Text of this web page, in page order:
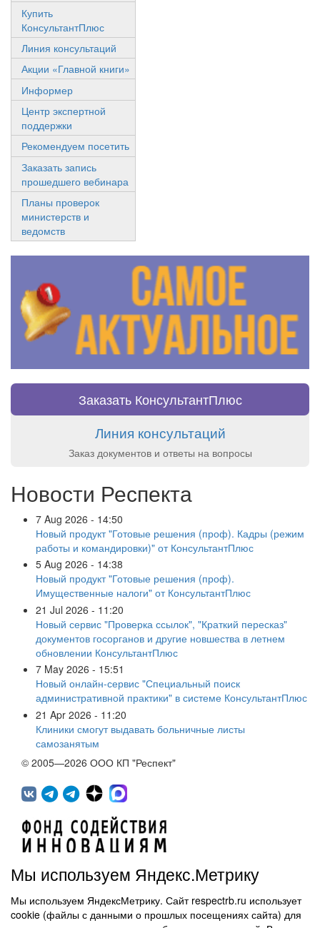
Купить
КонсультантПлюс
Линия консультаций
Акции «Главной книги»
Информер
Центр экспертной
поддержки
Рекомендуем посетить
Заказать запись
прошедшего вебинара
Планы проверок
министерств и
ведомств
Заказать КонсультантПлюс
Линия консультаций
Заказ документов и ответы на вопросы
Новости Респекта
7 Aug 2026 - 14:50
Новый продукт "Готовые решения (проф). Кадры (режим
работы и командировки)" от КонсультантПлюс
5 Aug 2026 - 14:38
Новый продукт "Готовые решения (проф).
Имущественные налоги" от КонсультантПлюс
21 Jul 2026 - 11:20
Новый сервис "Проверка ссылок", "Краткий пересказ"
документов госорганов и другие новшества в летнем
обновлении КонсультантПлюс
7 May 2026 - 15:51
Новый онлайн-сервис "Специальный поиск
административной практики" в системе КонсультантПлюс
21 Apr 2026 - 11:20
Клиники смогут выдавать больничные листы
самозанятым
© 2005—2026 ООО КП "Респект"
450071, г.Уфа, ул. 50 лет СССР, д.48 корп.1, офис 307
(347) 291 20 70
Мы используем Яндекс.Метрику
Мы используем ЯндексМетрику. Сайт respectrb.ru использует
cookie (файлы с данными о прошлых посещениях сайта) для